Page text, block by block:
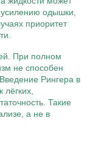
одышки,
приоритет
При полном
не способен
Рингера в
лёгких,
Такие
а не в